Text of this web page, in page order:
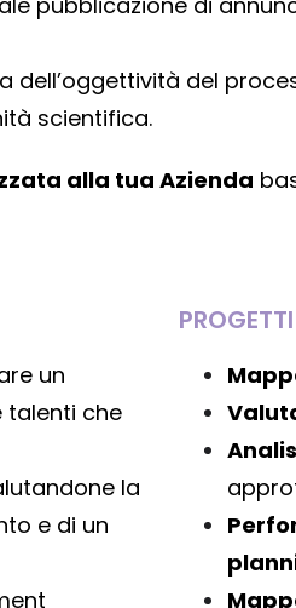
dell’oggettività del
scientifica.
alla tua Azienda
un
talenti che
la
e di un